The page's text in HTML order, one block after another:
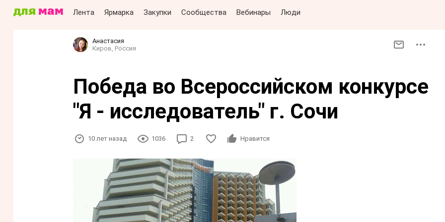
Лента Ярмарка Закупки Сообщества Вебинары Люди
Анастасия
Киров, Россия
Победа во Всероссийском конкурсе
"Я - исследователь" г. Сочи
10 лет назад 1036 2 Нравится